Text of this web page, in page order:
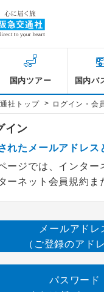
国内ツアー 国内バ
社トップ > ログイン・会
イン
れたメールアドレス
ージでは、インター
ーネット会員規約ま
メールアドレ
（ご登録のアド
パスワード